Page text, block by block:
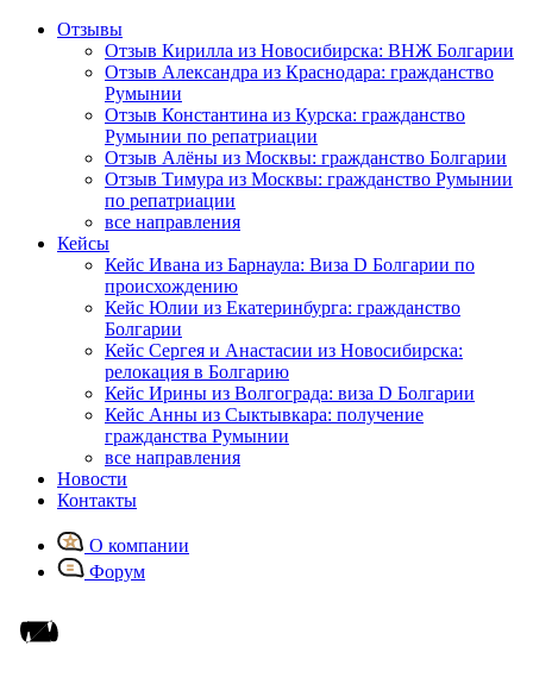
Отзывы
Отзыв Кирилла из Новосибирска: ВНЖ Болгарии
Отзыв Александра из Краснодара: гражданство
Румынии
Отзыв Константина из Курска: гражданство
Румынии по репатриации
Отзыв Алёны из Москвы: гражданство Болгарии
Отзыв Тимура из Москвы: гражданство Румынии
по репатриации
все направления
Кейсы
Кейс Ивана из Барнаула: Виза D Болгарии по
происхождению
Кейс Юлии из Екатеринбурга: гражданство
Болгарии
Кейс Сергея и Анастасии из Новосибирска:
релокация в Болгарию
Кейс Ирины из Волгограда: виза D Болгарии
Кейс Анны из Сыктывкара: получение
гражданства Румынии
все направления
Новости
Контакты
О компании
Форум